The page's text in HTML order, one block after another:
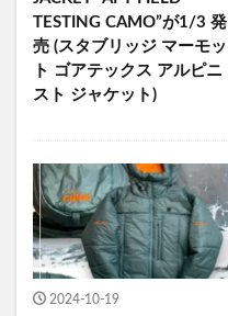
TESTING CAMO”が1/3 発
売 (スタブリッジ マーモッ
ト ゴアテックス アルピニ
スト ジャケット)
2024-10-19